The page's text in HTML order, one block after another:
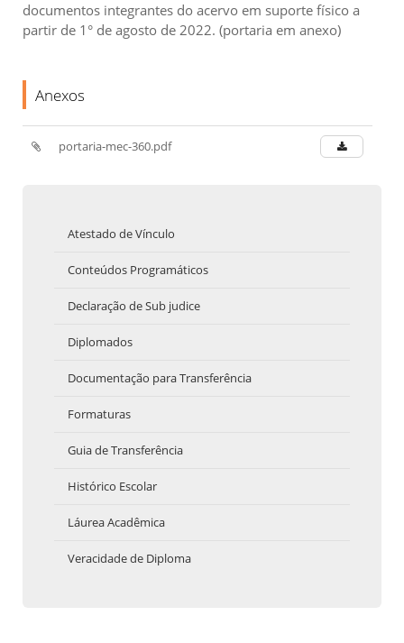
documentos integrantes do acervo em suporte físico a
partir de 1° de agosto de 2022. (portaria em anexo)
Anexos
portaria-mec-360.pdf
Atestado de Vínculo
Conteúdos Programáticos
Declaração de Sub judice
Diplomados
Documentação para Transferência
Formaturas
Guia de Transferência
Histórico Escolar
Láurea Acadêmica
Veracidade de Diploma